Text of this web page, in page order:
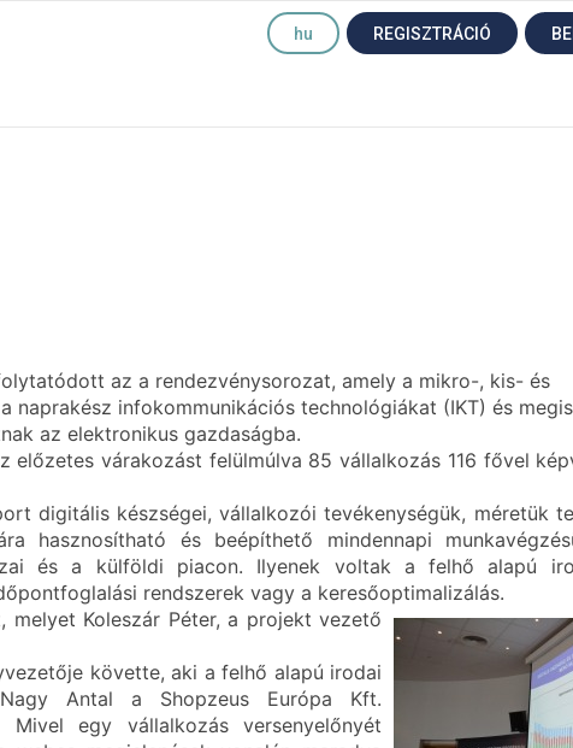
hu REGISZTRÁCIÓ
az a rendezvénysorozat, amely a mikro-, kis- és
infokommunikációs technológiákat (IKT) és
az elektronikus gazdaságba.
előzetes várakozást felülmúlva 85 vállalkozás 116 fővel
digitális készségei, vállalkozói tevékenységük, méretük
hasznosítható és beépíthető mindennapi
és a külföldi piacon. Ilyenek voltak a felhő alapú
rendszerek vagy a keresőoptimalizálás.
Koleszár Péter, a projekt vezető
követte, aki a felhő alapú irodai
Antal a Shopzeus Európa Kft.
egy vállalkozás versenyelőnyét